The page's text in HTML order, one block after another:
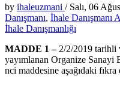
by ihaleuzmani / Salı, 06
Danışmanı, İhale Danışmanı
İhale Danışmanlığı
MADDE 1 –2/2/2019 tarihli
yayımlanan Organize
nci maddesine aşağıdaki